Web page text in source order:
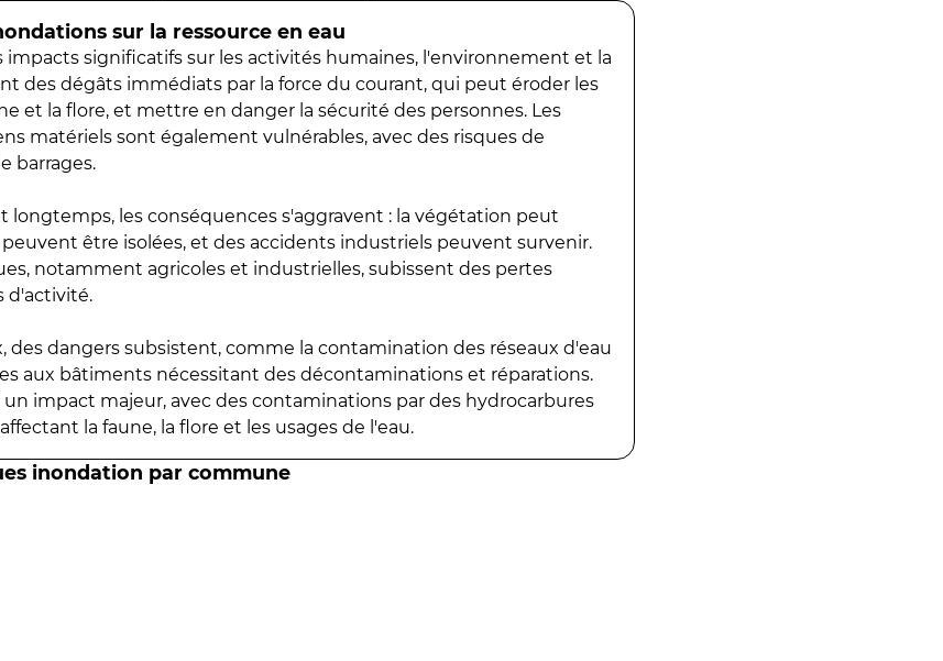
sur la ressource en eau
impacts significatifs sur les activités humaines, l'environnement et la
des dégâts immédiats par la force du courant, qui peut éroder les
et la flore, et mettre en danger la sécurité des personnes. Les
matériels sont également vulnérables, avec des risques de
barrages.
longtemps, les conséquences s'aggravent : la végétation peut
être isolées, et des accidents industriels peuvent survenir.
notamment agricoles et industrielles, subissent des pertes
d'activité.
des dangers subsistent, comme la contamination des réseaux d'eau
aux bâtiments nécessitant des décontaminations et réparations.
impact majeur, avec des contaminations par des hydrocarbures
la faune, la flore et les usages de l'eau.
inondation par commune